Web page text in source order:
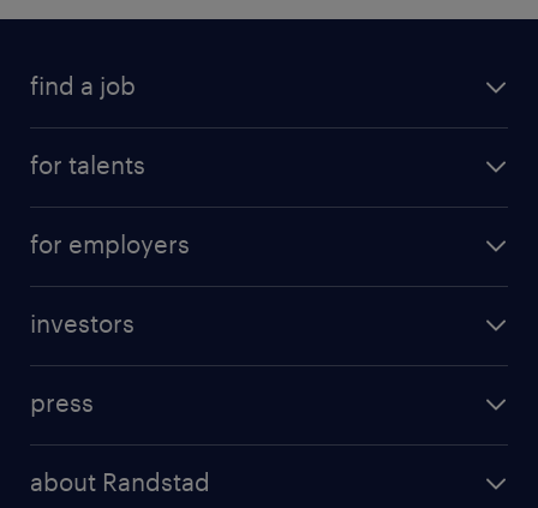
find a job
for talents
professional career
for employers
randstad professional
investors
results and reports
press
about Randstad